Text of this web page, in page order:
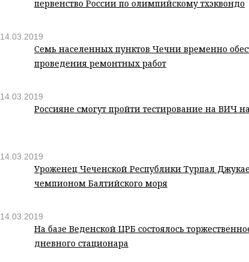
первенство России по олимпийскому тхэквондо
14.03.2019
Семь населенных пунктов Чечни временно
проведения ремонтных работ
14.03.2019
Россияне смогут пройти тестирование на ВИЧ
14.03.2019
Уроженец Чеченской Республики Турпал
чемпионом Балтийского моря
14.03.2019
На базе Веденской ЦРБ состоялось
дневного стационара